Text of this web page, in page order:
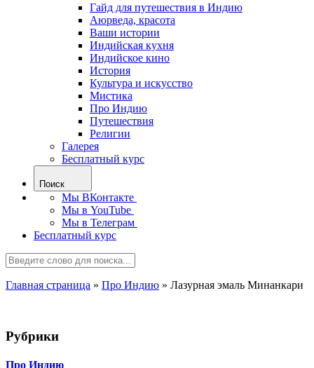
Гайд для путешествия в Индию
Аюрведа, красота
Ваши истории
Индийская кухня
Индийское кино
История
Культура и искусство
Мистика
Про Индию
Путешествия
Религии
Галерея
Бесплатный курс
Поиск
Мы ВКонтакте
Мы в YouTube
Мы в Телеграм
Бесплатный курс
Главная страница » Про Индию » Лазурная эмаль Минанкари
Рубрики
Про Индию